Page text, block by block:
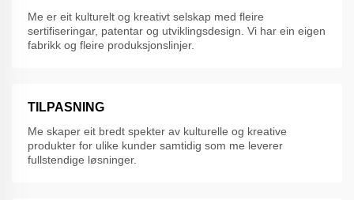
Me er eit kulturelt og kreativt selskap med fleire
sertifiseringar, patentar og utviklingsdesign. Vi har ein eigen
fabrikk og fleire produksjonslinjer.
TILPASNING
Me skaper eit bredt spekter av kulturelle og kreative
produkter for ulike kunder samtidig som me leverer
fullstendige løsninger.